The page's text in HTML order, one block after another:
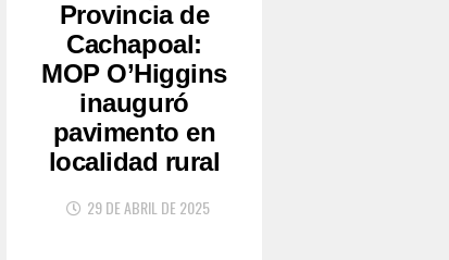
Provincia de
Cachapoal:
MOP O’Higgins
inauguró
pavimento en
localidad rural
29 DE ABRIL DE 2025